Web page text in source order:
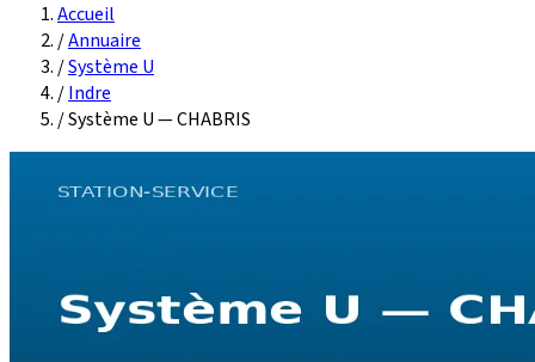
Accueil
/Annuaire
/Système U
/Indre
/Système U — CHABRIS